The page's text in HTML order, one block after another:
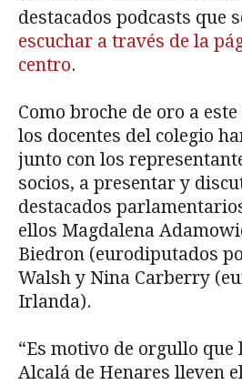
destacados podcasts que
escuchar a través de la
centro.
Como broche de oro a
los docentes del colegio
junto con los
socios, a presentar y
destacados
ellos Magdalena
Biedron (eurodiputados
Walsh y Nina Carberry
Irlanda).
“Es motivo de orgullo que
Alcalá de Henares lleven